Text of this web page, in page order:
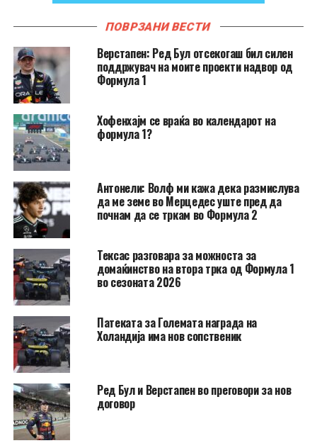
ПОВРЗАНИ ВЕСТИ
Верстапен: Ред Бул отсекогаш бил силен
поддржувач на моите проекти надвор од
Формула 1
Хофенхајм се враќа во календарот на
формула 1?
Антонели: Волф ми кажа дека размислува
да ме земе во Мерцедес уште пред да
почнам да се тркам во Формула 2
Тексас разговара за можноста за
домаќинство на втора трка од Формула 1
во сезоната 2026
Патеката за Големата награда на
Холандија има нов сопственик
Ред Бул и Верстапен во преговори за нов
договор